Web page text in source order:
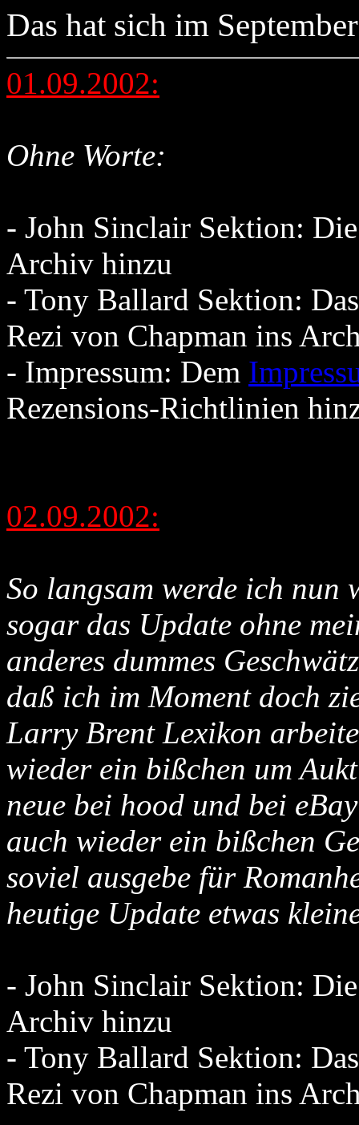
Das hat sich im
01.09.2002:
Ohne Worte:
- John Sinclair Sektion:
Archiv hinzu
- Tony Ballard Sektion:
Rezi von Chapman ins
- Impressum: Dem
Rezensions-Richtlinien
02.09.2002:
So langsam werde ich
sogar das Update ohne
anderes dummes
daß ich im Moment doch
Larry Brent Lexikon
wieder ein bißchen um
neue bei hood und bei
auch wieder ein bißchen
soviel ausgebe für
heutige Update etwas
- John Sinclair Sektion:
Archiv hinzu
- Tony Ballard Sektion:
Rezi von Chapman ins